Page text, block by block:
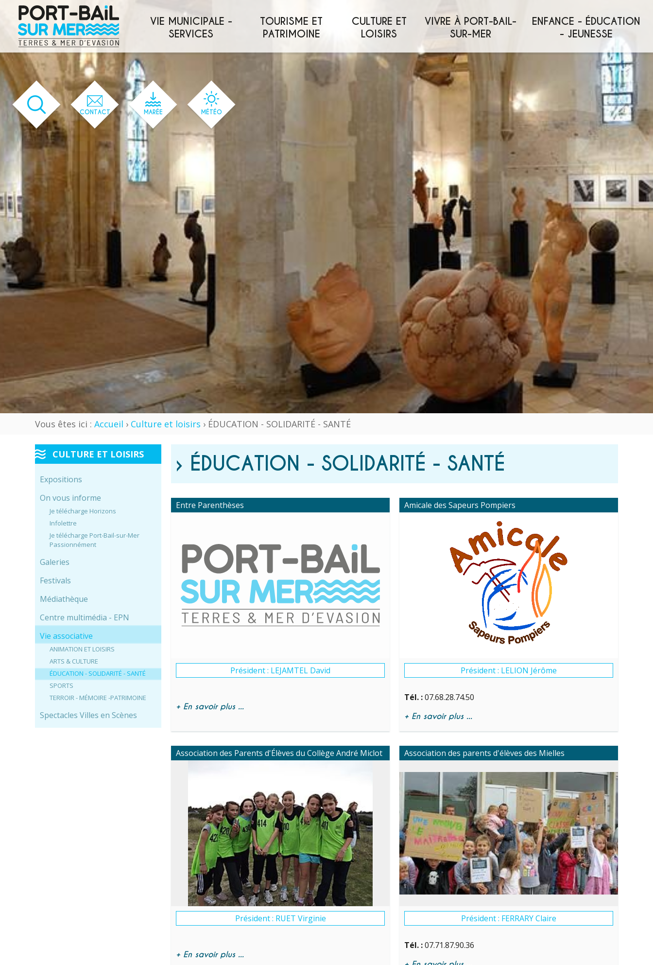
VIE MUNICIPALE -
SERVICES
TOURISME ET
PATRIMOINE
CULTURE ET
LOISIRS
VIVRE À PORT-BAIL-
SUR-MER
ENFANCE - ÉDUCATION
- JEUNESSE
CONTACT MARÉE MÉTÉO
'583' / '56' / '1' / '583' / '583' / '583'
Vous êtes ici : Accueil › Culture et loisirs › ÉDUCATION - SOLIDARITÉ - SANTÉ
CULTURE ET LOISIRS
Expositions
On vous informe
Je télécharge Horizons
Infolettre
Je télécharge Port-Bail-sur-Mer
Passionnément
Galeries
Festivals
Médiathèque
Centre multimédia - EPN
Vie associative
ANIMATION ET LOISIRS
ARTS & CULTURE
ÉDUCATION - SOLIDARITÉ - SANTÉ
SPORTS
TERROIR - MÉMOIRE -PATRIMOINE
Spectacles Villes en Scènes
› ÉDUCATION - SOLIDARITÉ - SANTÉ
Entre Parenthèses
Président : LEJAMTEL David
+ En savoir plus ...
Amicale des Sapeurs Pompiers
Président : LELION Jérôme
Tél. :07.68.28.74.50
+ En savoir plus ...
Association des Parents d'Élèves du Collège André Miclot
Président : RUET Virginie
+ En savoir plus ...
Association des parents d'élèves des Mielles
Président : FERRARY Claire
Tél. :07.71.87.90.36